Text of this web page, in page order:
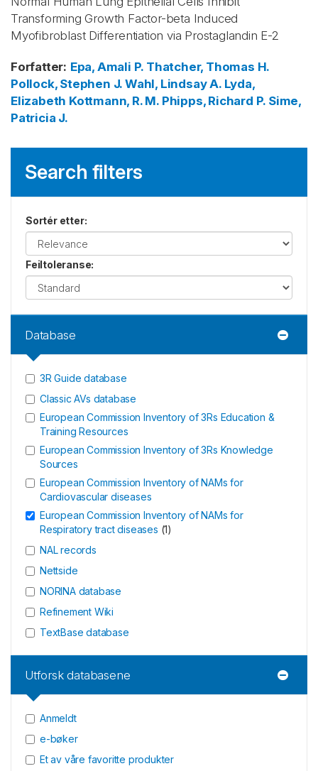
Transforming Growth Factor-beta Induced
Myofibroblast Differentiation via Prostaglandin E-2
Forfatter: Epa, Amali P. Thatcher, Thomas H.
Pollock, Stephen J. Wahl, Lindsay A. Lyda,
Elizabeth Kottmann, R. M. Phipps, Richard P. Sime,
Patricia J.
Search filters
Sortér etter:
Feiltoleranse:
Database
3R Guide database
Classic AVs database
European Commission Inventory of 3Rs Education &
Training Resources
European Commission Inventory of 3Rs Knowledge
Sources
European Commission Inventory of NAMs for
Cardiovascular diseases
European Commission Inventory of NAMs for
Respiratory tract diseases (1)
NAL records
Nettside
NORINA database
Refinement Wiki
TextBase database
Utforsk databasene
Anmeldt
e-bøker
Et av våre favoritte produkter